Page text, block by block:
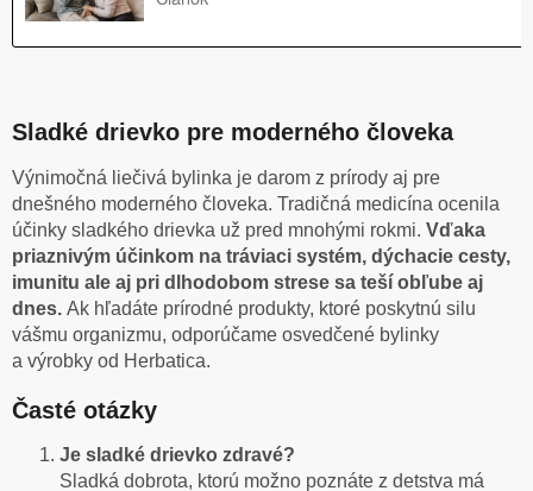
Sladké drievko pre moderného človeka
Výnimočná liečivá bylinka je darom z prírody aj pre
dnešného moderného človeka. Tradičná medicína ocenila
účinky sladkého drievka už pred mnohými rokmi. Vďaka
priaznivým účinkom na tráviaci systém, dýchacie cesty,
imunitu ale aj pri dlhodobom strese sa teší obľube aj
dnes. Ak hľadáte prírodné produkty, ktoré poskytnú silu
vášmu organizmu, odporúčame osvedčené bylinky
a výrobky od Herbatica.
Časté otázky
Je sladké drievko zdravé?
Sladká dobrota, ktorú možno poznáte z detstva má